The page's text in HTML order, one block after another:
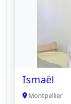
Ismaël
Montpellier